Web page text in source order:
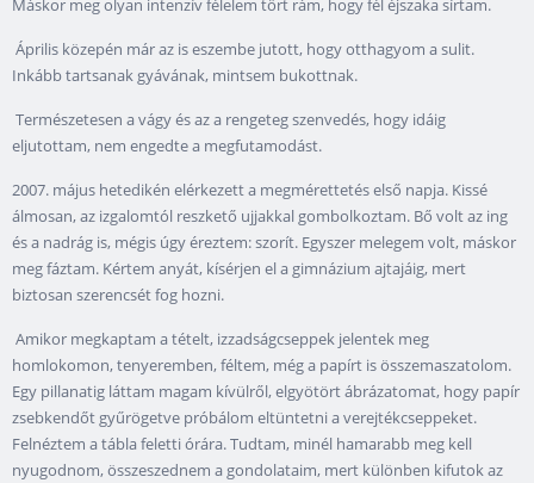
Máskor meg olyan intenzív félelem tört rám, hogy fél éjszaka sírtam.
Április közepén már az is eszembe jutott, hogy otthagyom a sulit.
Inkább tartsanak gyávának, mintsem bukottnak.
Természetesen a vágy és az a rengeteg szenvedés, hogy idáig
eljutottam, nem engedte a megfutamodást.
2007. május hetedikén elérkezett a megmérettetés első napja. Kissé
álmosan, az izgalomtól reszkető ujjakkal gombolkoztam. Bő volt az ing
és a nadrág is, mégis úgy éreztem: szorít. Egyszer melegem volt, máskor
meg fáztam. Kértem anyát, kísérjen el a gimnázium ajtajáig, mert
biztosan szerencsét fog hozni.
Amikor megkaptam a tételt, izzadságcseppek jelentek meg
homlokomon, tenyeremben, féltem, még a papírt is összemaszatolom.
Egy pillanatig láttam magam kívülről, elgyötört ábrázatomat, hogy papír
zsebkendőt gyűrögetve próbálom eltüntetni a verejtékcseppeket.
Felnéztem a tábla feletti órára. Tudtam, minél hamarabb meg kell
nyugodnom, összeszednem a gondolataim, mert különben kifutok az